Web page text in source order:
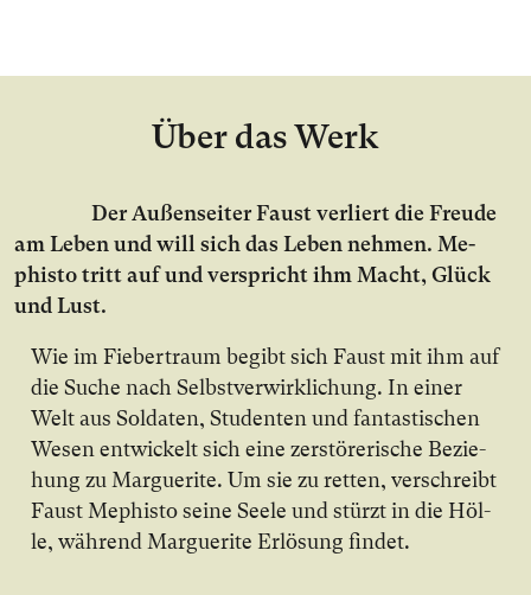
Über das Werk
Der Au­ßen­sei­ter Faust ver­liert die Freu­de
am Le­ben und will sich das Le­ben neh­men. Me­
phis­to tritt auf und ver­spricht ihm Macht, Glück
und Lust.
Wie im Fie­ber­traum be­gibt sich Faust mit ihm auf
die Su­che nach Selbst­ver­wirk­li­chung. In ei­ner
Welt aus Sol­da­ten, Stu­den­ten und fan­tas­ti­schen
We­sen ent­wi­ckelt sich ei­ne zer­stö­re­ri­sche Be­zie­
hung zu Mar­gue­ri­te. Um sie zu ret­ten, ver­schreibt
Faust Me­phis­to sei­ne See­le und stürzt in die Höl­
le, wäh­rend Mar­gue­ri­te Er­lö­sung fin­det.